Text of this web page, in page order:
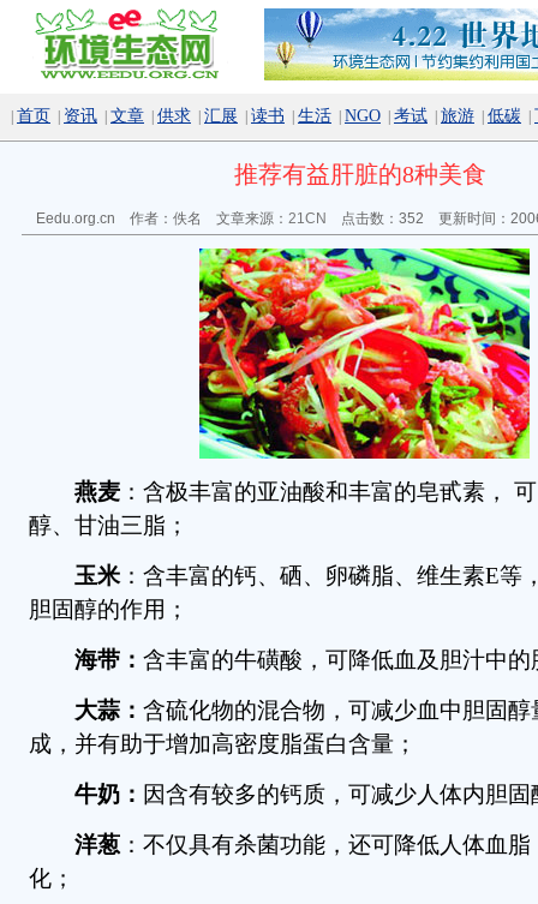
首页 资讯 文章 供求 汇展 读书 生活 NGO 考试 旅游 低碳
推荐有益肝脏的8种美食
Eedu.org.cn 作者：佚名 文章来源： 21CN 点击数： 352 更新时间：
燕麦 ：含极丰富的亚油酸和丰富的皂甙素，
醇、甘油三脂；
玉米：含丰富的钙、硒、卵磷脂、维生素E等
胆固醇的作用；
海带： 含丰富的牛磺酸，可降低血及胆汁中的
大蒜： 含硫化物的混合物，可减少血中胆固
成，并有助于增加高密度脂蛋白含量；
牛奶： 因含有较多的钙质，可减少人体内胆
洋葱 ：不仅具有杀菌功能，还可降低人体血
化；